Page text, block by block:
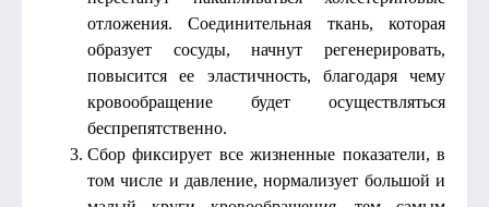
отложения. Соединительная ткань, которая
образует сосуды, начнут регенерировать,
повысится ее эластичность, благодаря чему
кровообращение будет осуществляться
беспрепятственно.
Сбор фиксирует все жизненные показатели, в
том числе и давление, нормализует большой и